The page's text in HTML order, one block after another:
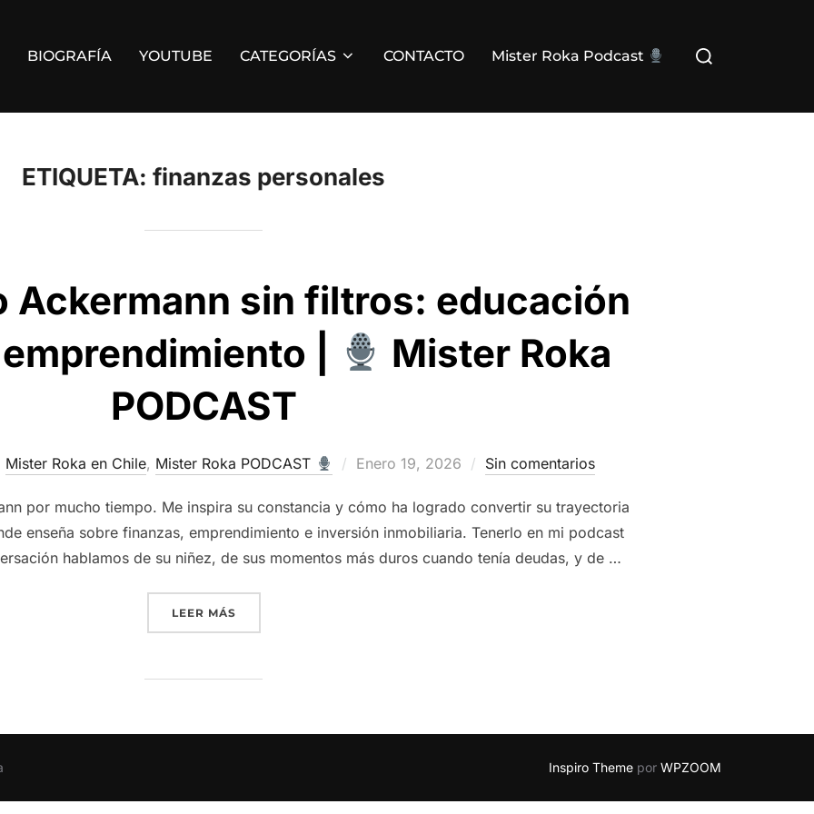
BIOGRAFÍA YOUTUBE CATEGORÍAS CONTACTO Mister Roka Podcast
Buscar:
ETIQUETA: finanzas personales
Ackermann sin filtros: educación
|
Mister Roka
PODCAST
Mister Roka en Chile, Mister Roka PODCAST
Publicado
Enero 19, 2026 Sin comentarios
por mucho tiempo. Me inspira su constancia y cómo ha logrado convertir su trayectoria
enseña sobre finanzas, emprendimiento e inversión inmobiliaria. Tenerlo en mi podcast
hablamos de su niñez, de sus momentos más duros cuando tenía deudas, y de …
LEER MÁS“
Inspiro Theme por WPZOOM